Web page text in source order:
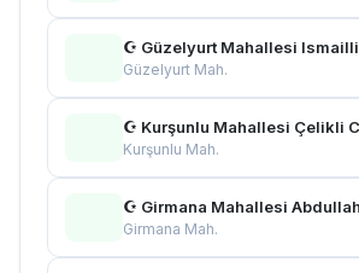
☪ Güzelyurt Mahallesi
Güzelyurt Mah.
☪ Kurşunlu Mahallesi Çelikli
Kurşunlu Mah.
☪ Girmana Mahallesi
Girmana Mah.